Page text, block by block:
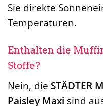
Sie direkte
Temperaturen.
Enthalten die
Stoffe?
Nein, die STÄDTER
Paisley Maxi sind